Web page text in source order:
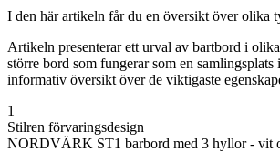
I den här artikeln får du en översikt över olika
Artikeln presenterar ett urval av bartbord i
större bord som fungerar som en
informativ översikt över de viktigaste
1
Stilren förvaringsdesign
NORDVÄRK ST1 barbord med 3 hyllor - vit